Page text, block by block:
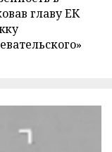
главу ЕК